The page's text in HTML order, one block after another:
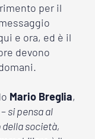
per il
e ora, ed è il
devono
Mario Breglia,
si pensa al
società,